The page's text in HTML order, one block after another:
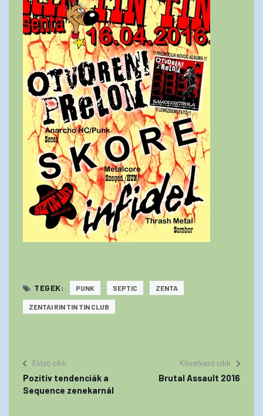
TEGEK: PUNK SEPTIC ZENTA
ZENTAI RIN TIN TIN CLUB
Előző cikk
Pozitív tendenciák a
Sequence zenekarnál
Következő cikk
Brutal Assault 2016